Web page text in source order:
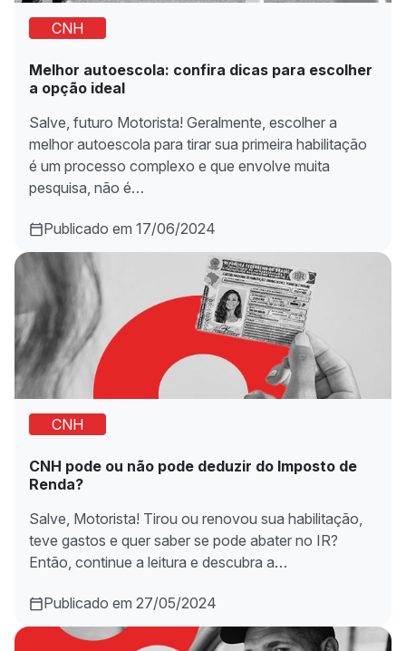
CNH
Melhor autoescola: confira dicas para escolher
a opção ideal
Salve, futuro Motorista! Geralmente, escolher a
melhor autoescola para tirar sua primeira habilitação
é um processo complexo e que envolve muita
pesquisa, não é…
Publicado em 17/06/2024
CNH
CNH pode ou não pode deduzir do Imposto de
Renda?
Salve, Motorista! Tirou ou renovou sua habilitação,
teve gastos e quer saber se pode abater no IR?
Então, continue a leitura e descubra a…
Publicado em 27/05/2024